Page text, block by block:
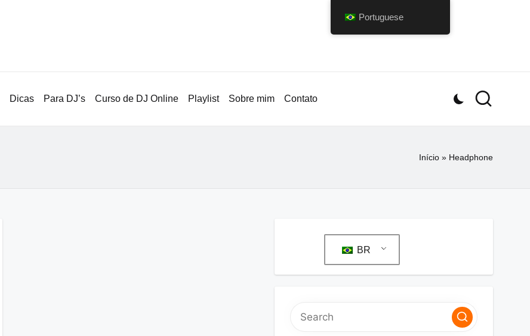
Dicas Para DJ’s Curso de DJ Online Playlist Sobre mim Contato
Início » Headphone
BR
Portuguese